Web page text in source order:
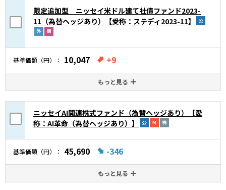
限定追加型 ニッセイ米ドル建て社債ファンド2023-
11（為替ヘッジあり）【愛称：ステディ2023-11】
基準価額（円） 10,047 +9
もっと見る
ニッセイAI関連株式ファンド（為替ヘッジあり）【愛
称：AI革命（為替ヘッジあり）】
基準価額（円） 45,690 -346
もっと見る